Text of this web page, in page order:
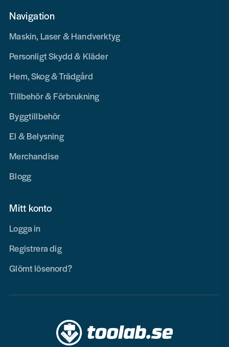
Navigation
Maskin, Laser & Handverktyg
Personligt Skydd & Kläder
Hem, Skog & Trädgård
Tillbehör & Förbrukning
Byggtillbehör
El & Belysning
Merchandise
Blogg
Mitt konto
Logga in
Registrera dig
Glömt lösenord?